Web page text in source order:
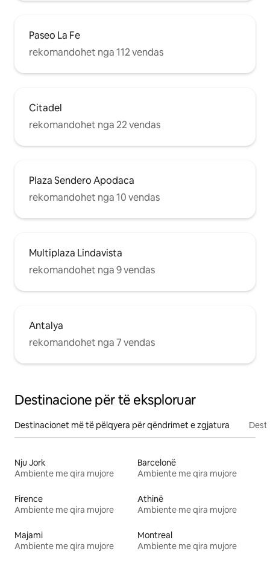
Paseo La Fe
rekomandohet nga 112 vendas
Citadel
rekomandohet nga 22 vendas
Plaza Sendero Apodaca
rekomandohet nga 10 vendas
Multiplaza Lindavista
rekomandohet nga 9 vendas
Antalya
rekomandohet nga 7 vendas
Destinacione për të eksploruar
Destinacionet më të pëlqyera për qëndrimet e zgjatura
Nju Jork
Ambiente me qira mujore
Barcelonë
Ambiente me qira mujore
Firence
Ambiente me qira mujore
Athinë
Ambiente me qira mujore
Majami
Ambiente me qira mujore
Montreal
Ambiente me qira mujore